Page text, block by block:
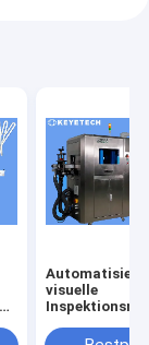
visuelle